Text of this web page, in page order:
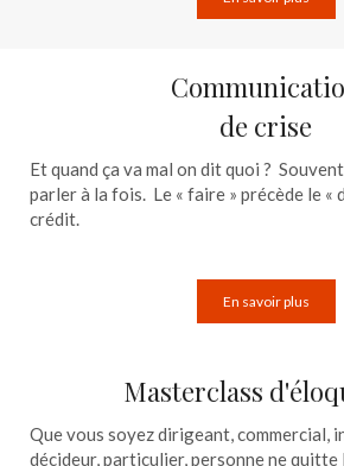
de crise
Et quand ça va mal on dit quoi ?
parler à la fois. Le « faire » précède le «
crédit.
En savoir plus
Masterclass
Que vous soyez dirigeant, commercial,
décideur, particulier, personne ne